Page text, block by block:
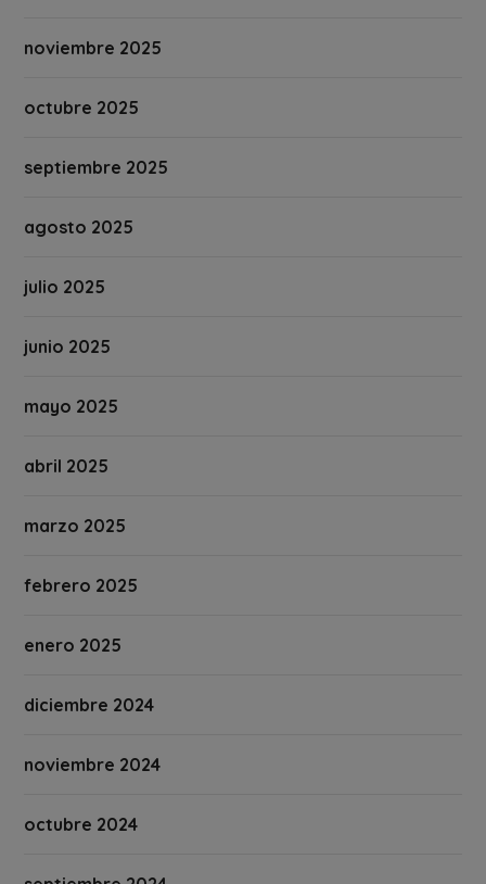
noviembre 2025
octubre 2025
septiembre 2025
agosto 2025
julio 2025
junio 2025
mayo 2025
abril 2025
marzo 2025
febrero 2025
enero 2025
diciembre 2024
noviembre 2024
octubre 2024